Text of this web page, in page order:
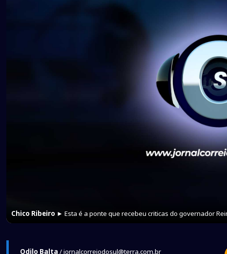
Chico Ribeiro ► Esta é a ponte que recebeu criticas do governador
Odilo Balta / jornalcorreiodosul@terra.com.br